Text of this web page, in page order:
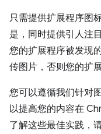
只需提供扩展程序图
是，同时提供引人注
您的扩展程序被发现
传图片，否则您的扩
您可以遵循我们针对
以提高您的内容在
了解这些最佳实践，